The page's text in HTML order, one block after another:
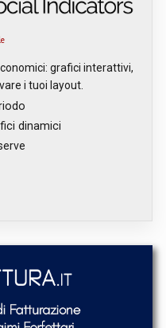
grafici interattivi,
i tuoi layout.
dinamici